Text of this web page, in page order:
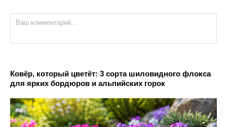
Ковёр, который цветёт: 3 сорта шиловидного флокса
для ярких бордюров и альпийских горок